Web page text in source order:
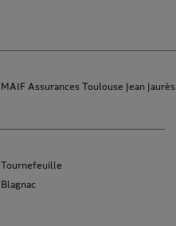
MAIF Assurances Toulouse Jean Jaurès
Tournefeuille
Blagnac